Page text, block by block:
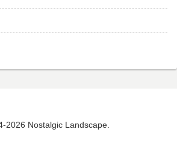
2026 Nostalgic Landscape.